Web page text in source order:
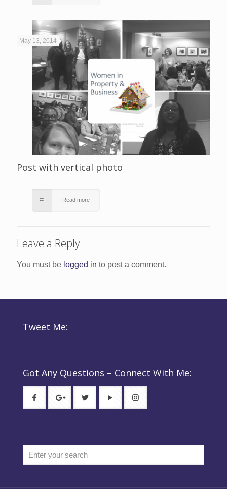
May 13, 2014
Post with vertical photo
Read more
Leave a Reply
You must be logged in to post a comment.
Tweet Me:
Got Any Questions – Connect With Me: